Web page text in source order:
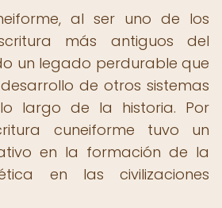
al ser uno de los
más antiguos del
un legado perdurable que
de otros sistemas
largo de la historia. Por
cuneiforme tuvo un
en la formación de la
en las civilizaciones